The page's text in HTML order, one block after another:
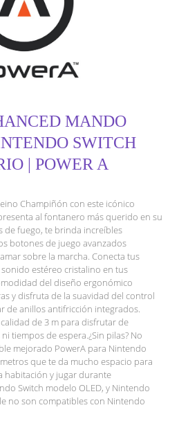
MANDO
SWITCH
| POWER A
Champiñón con este icónico
al fontanero más querido en su
de fuego, te brinda increíbles
botones de juego avanzados
sobre la marcha. Conecta tus
estéreo cristalino en tus
del diseño ergonómico
y disfruta de la suavidad del control
de anillos antifricción integrados.
de 3 m para disfrutar de
tiempos de espera.¿Sin pilas? No
mejorado PowerA para Nintendo
que te da mucho espacio para
habitación y jugar durante
Switch modelo OLED, y Nintendo
no son compatibles con Nintendo